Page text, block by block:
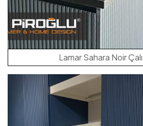
Lamar Sahara Noir